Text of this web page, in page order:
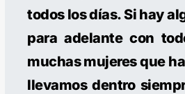
todos los días. Si hay
para adelante con
muchas mujeres que
llevamos dentro